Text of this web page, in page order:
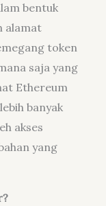
bentuk
alamat
token
saja yang
Ethereum
banyak
akses
yang
?